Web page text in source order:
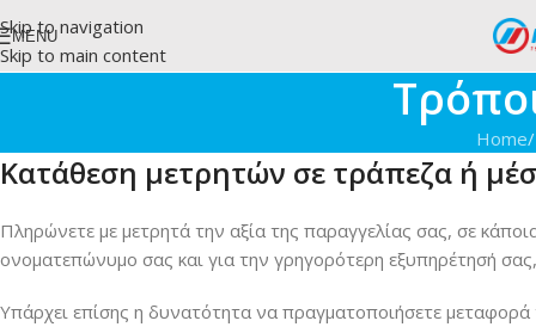
Skip to navigation
Skip to main content
MENU
Home/
Κατάθεση μετρητών σε τράπεζα ή
Πληρώνετε με μετρητά την αξία της παραγγελίας σας, σε
ονοματεπώνυμο σας και για την γρηγορότερη εξυπηρέτησή
Υπάρχει επίσης η δυνατότητα να πραγματοποιήσετε